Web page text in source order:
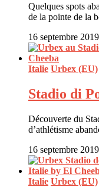
Quelques spots
de la pointe de la
16 septembre 2019
Italie Urbex (EU)
Stadio di
Découverte du
d’athlétisme
16 septembre 2019
Italie Urbex (EU)